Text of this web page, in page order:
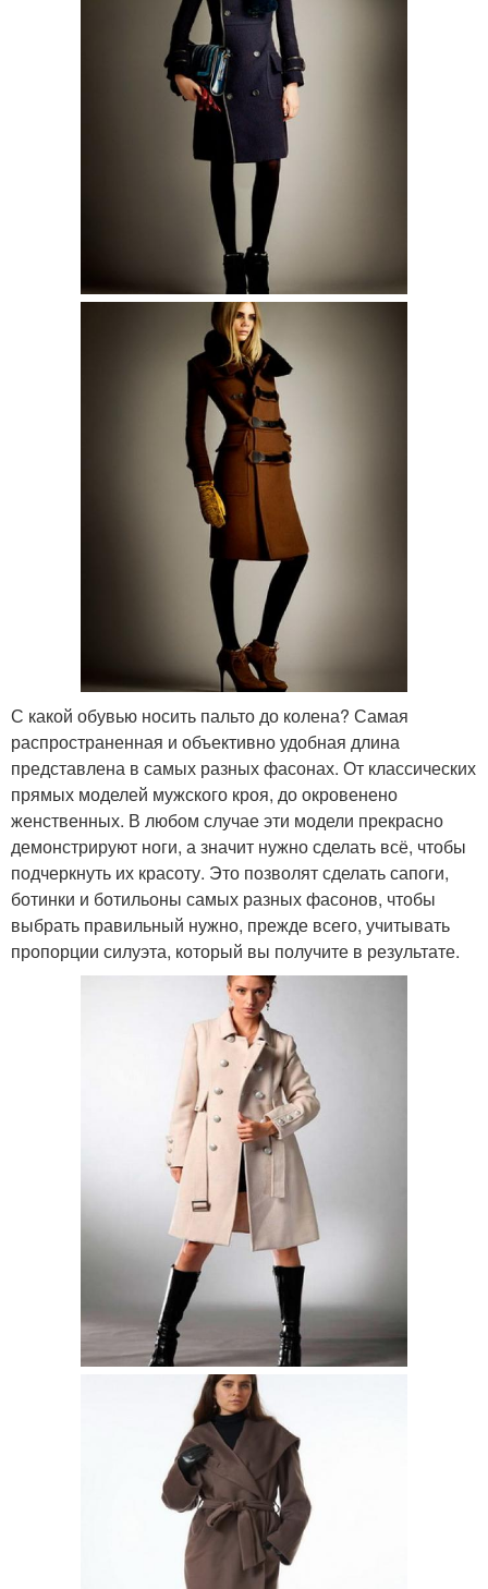
С какой обувью носить пальто до колена? Самая
распространенная и объективно удобная длина
представлена в самых разных фасонах. От классических
прямых моделей мужского кроя, до окровенено
женственных. В любом случае эти модели прекрасно
демонстрируют ноги, а значит нужно сделать всё, чтобы
подчеркнуть их красоту. Это позволят сделать сапоги,
ботинки и ботильоны самых разных фасонов, чтобы
выбрать правильный нужно, прежде всего, учитывать
пропорции силуэта, который вы получите в результате.